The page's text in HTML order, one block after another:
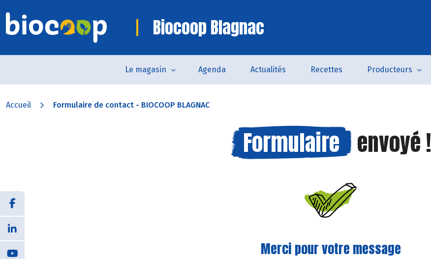
Biocoop Blagnac
Le magasin Agenda Actualités Recettes Producteurs
Accueil Formulaire de contact - BIOCOOP BLAGNAC
Formulaire envoyé !
Merci pour votre message